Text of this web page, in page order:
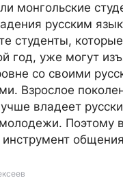
монгольские
русским
студенты,
год, уже могут
со своими
Взрослое
владеет
молодежи. Поэтому
инструмент